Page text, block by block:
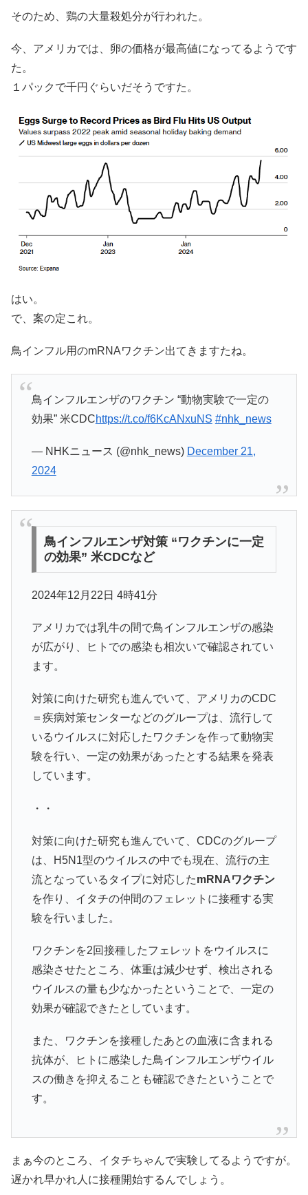
そのため、鶏の大量殺処分が行われた。
今、アメリカでは、卵の価格が最高値になってるようです
た。
１パックで千円ぐらいだそうですた。
はい。
で、案の定これ。
鳥インフル用のmRNAワクチン出てきますたね。
鳥インフルエンザのワクチン “動物実験で一定の
効果” 米CDChttps://t.co/f6KcANxuNS #nhk_news
— NHKニュース (@nhk_news) December 21,
2024
鳥インフルエンザ対策 “ワクチンに一定
の効果” 米CDCなど
2024年12月22日 4時41分
アメリカでは乳牛の間で鳥インフルエンザの感染
が広がり、ヒトでの感染も相次いで確認されてい
ます。
対策に向けた研究も進んでいて、アメリカのCDC
＝疾病対策センターなどのグループは、流行して
いるウイルスに対応したワクチンを作って動物実
験を行い、一定の効果があったとする結果を発表
しています。
・・
対策に向けた研究も進んでいて、CDCのグループ
は、H5N1型のウイルスの中でも現在、流行の主
流となっているタイプに対応したmRNAワクチン
を作り、イタチの仲間のフェレットに接種する実
験を行いました。
ワクチンを2回接種したフェレットをウイルスに
感染させたところ、体重は減少せず、検出される
ウイルスの量も少なかったということで、一定の
効果が確認できたとしています。
また、ワクチンを接種したあとの血液に含まれる
抗体が、ヒトに感染した鳥インフルエンザウイル
スの働きを抑えることも確認できたということで
す。
まぁ今のところ、イタチちゃんで実験してるようですが。
遅かれ早かれ人に接種開始するんでしょう。